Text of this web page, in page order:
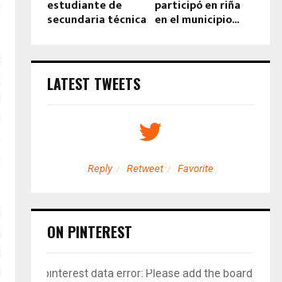
estudiante de
secundaria técnica
participó en riña
en el municipio...
LATEST TWEETS
Reply Retweet Favorite
ON PINTEREST
pinterest data error: Please add the board